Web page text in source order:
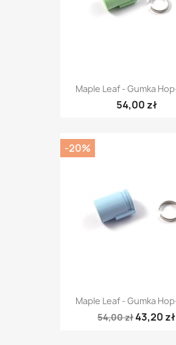
Maple Leaf - Gumka
54,00 zł
Maple Leaf - Gumka
54,00 zł43,20 zł
-20%